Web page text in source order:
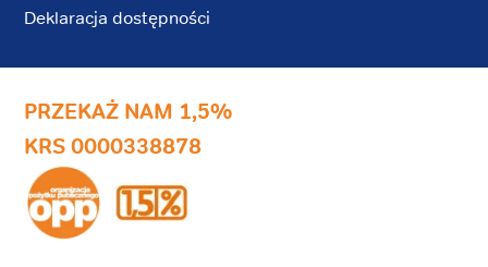
Deklaracja dostępności
PRZEKAŻ NAM 1,5%
KRS 0000338878